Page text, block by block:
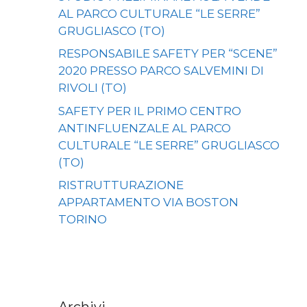
AL PARCO CULTURALE “LE SERRE”
GRUGLIASCO (TO)
RESPONSABILE SAFETY PER “SCENE”
2020 PRESSO PARCO SALVEMINI DI
RIVOLI (TO)
SAFETY PER IL PRIMO CENTRO
ANTINFLUENZALE AL PARCO
CULTURALE “LE SERRE” GRUGLIASCO
(TO)
RISTRUTTURAZIONE
APPARTAMENTO VIA BOSTON
TORINO